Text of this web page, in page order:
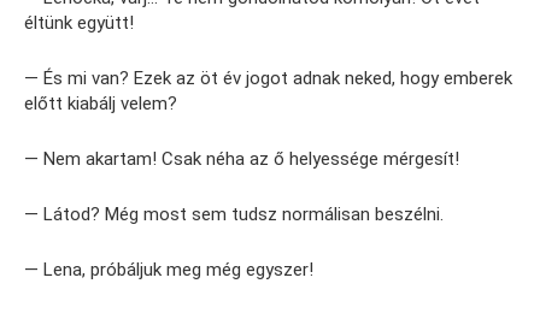
éltünk együtt!
— És mi van? Ezek az öt év jogot adnak neked, hogy emberek
előtt kiabálj velem?
— Nem akartam! Csak néha az ő helyessége mérgesít!
— Látod? Még most sem tudsz normálisan beszélni.
— Lena, próbáljuk meg még egyszer!